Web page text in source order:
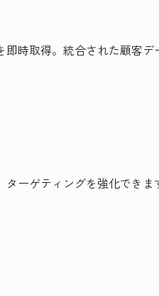
時取得。統合された顧客デ
ーゲティングを強化できま